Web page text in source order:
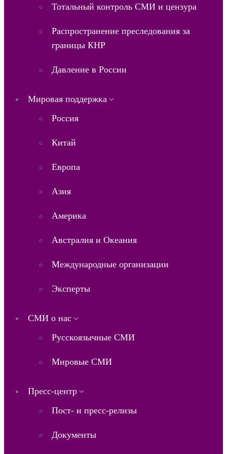
Тотальный контроль СМИ и цензура
Распространение преследования за
границы КНР
Давление в России
Мировая поддержка
Россия
Китай
Европа
Азия
Америка
Австралия и Океания
Международные организации
Эксперты
СМИ о нас
Русскоязычные СМИ
Мировые СМИ
Пресс-центр
Пост- и пресс-релизы
Документы